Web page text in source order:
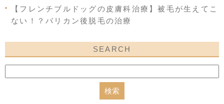
【フレンチブルドッグの皮膚科治療】被毛が生えてこ
ない！？バリカン後脱毛の治療
SEARCH